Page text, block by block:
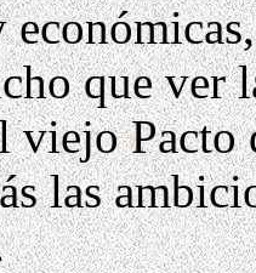
que ver
viejo Pacto
las